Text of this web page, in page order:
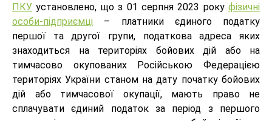
ПКУ установлено, що з 01 серпня 2023 року фізичні
особи-підприємці – платники єдиного податку
першої та другої групи, податкова адреса яких
знаходиться на територіях бойових дій або на
тимчасово окупованих Російською Федерацією
територіях України станом на дату початку бойових
дій або тимчасової окупації, мають право не
сплачувати єдиний податок за період з першого